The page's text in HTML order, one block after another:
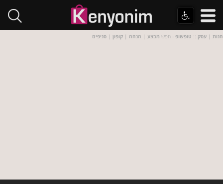
חנות | עסק :: טופשופ - חפש מבצע | הנחה | קופון | סניפים